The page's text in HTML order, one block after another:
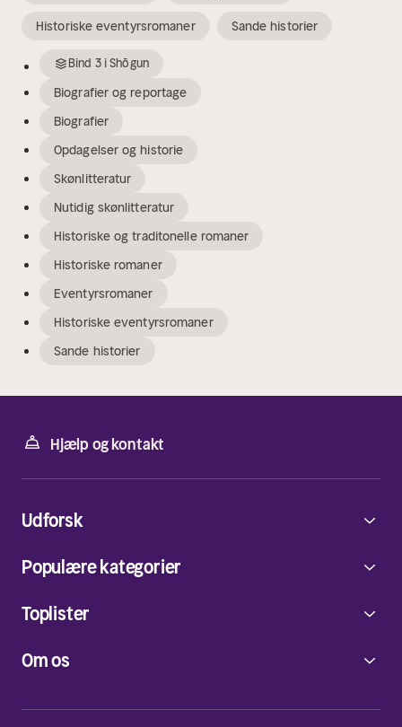
Historiske eventyrsromaner Sande historier
Bind 3iShōgun
Biografier og reportage
Biografier
Opdagelser og historie
Skønlitteratur
Nutidig skønlitteratur
Historiske og traditonelle romaner
Historiske romaner
Eventyrsromaner
Historiske eventyrsromaner
Sande historier
Hjælp og kontakt
Om os
Udforsk
Populære kategorier
Toplister